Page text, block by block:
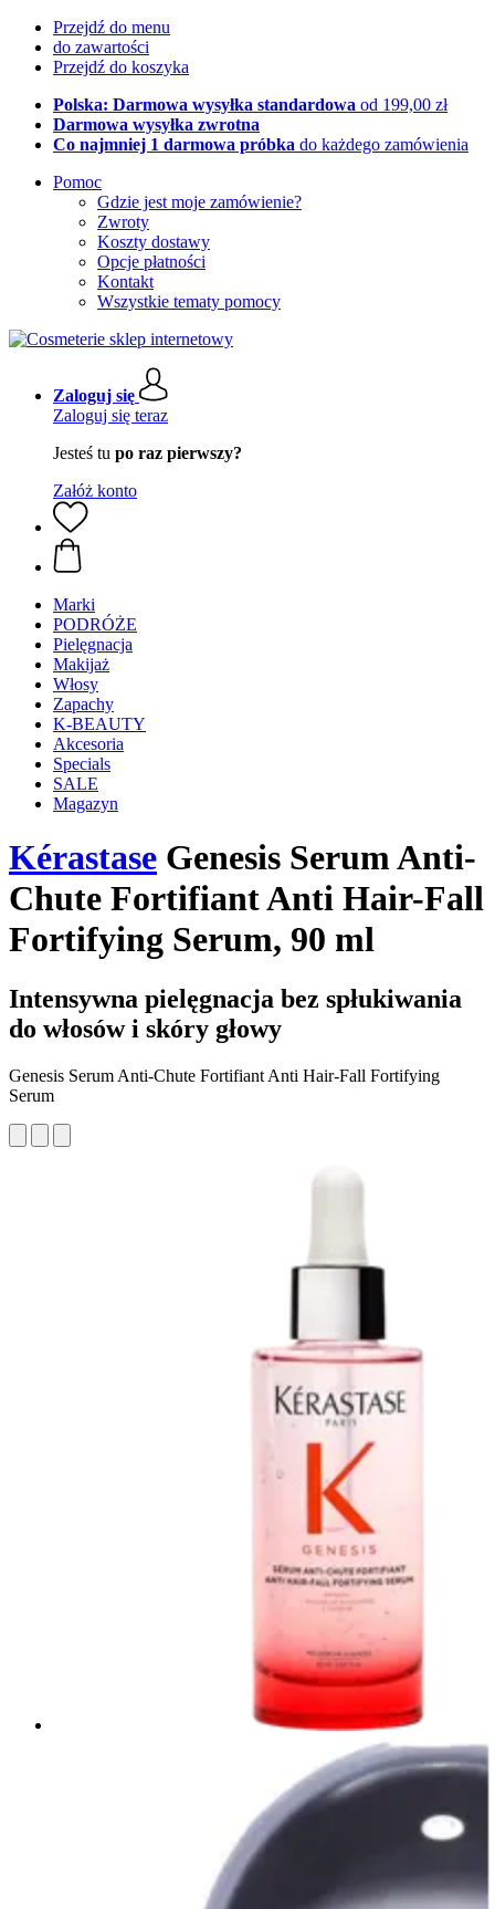
Przejdź do menu
do zawartości
Przejdź do koszyka
Polska: Darmowa wysyłka standardowa od 199,00 zł
Darmowa wysyłka zwrotna
Co najmniej 1 darmowa próbka do każdego zamówienia
Pomoc
Gdzie jest moje zamówienie?
Zwroty
Koszty dostawy
Opcje płatności
Kontakt
Wszystkie tematy pomocy
Zaloguj się
Zaloguj się teraz
Jesteś tu po raz pierwszy?
Załóż konto
Marki
PODRÓŻE
Pielęgnacja
Makijaż
Włosy
Zapachy
K-BEAUTY
Akcesoria
Specials
SALE
Magazyn
Kérastase Genesis Serum Anti-
Chute Fortifiant Anti Hair-Fall
Fortifying Serum, 90 ml
Intensywna pielęgnacja bez spłukiwania
do włosów i skóry głowy
Genesis Serum Anti-Chute Fortifiant Anti Hair-Fall Fortifying
Serum